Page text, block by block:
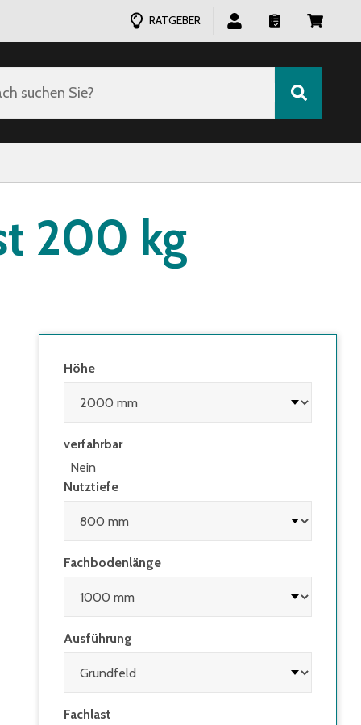
RATGEBER
suchen Sie?
200 kg
Höhe
verfahrbar
Nein
Nutztiefe
Fachbodenlänge
Ausführung
Fachlast